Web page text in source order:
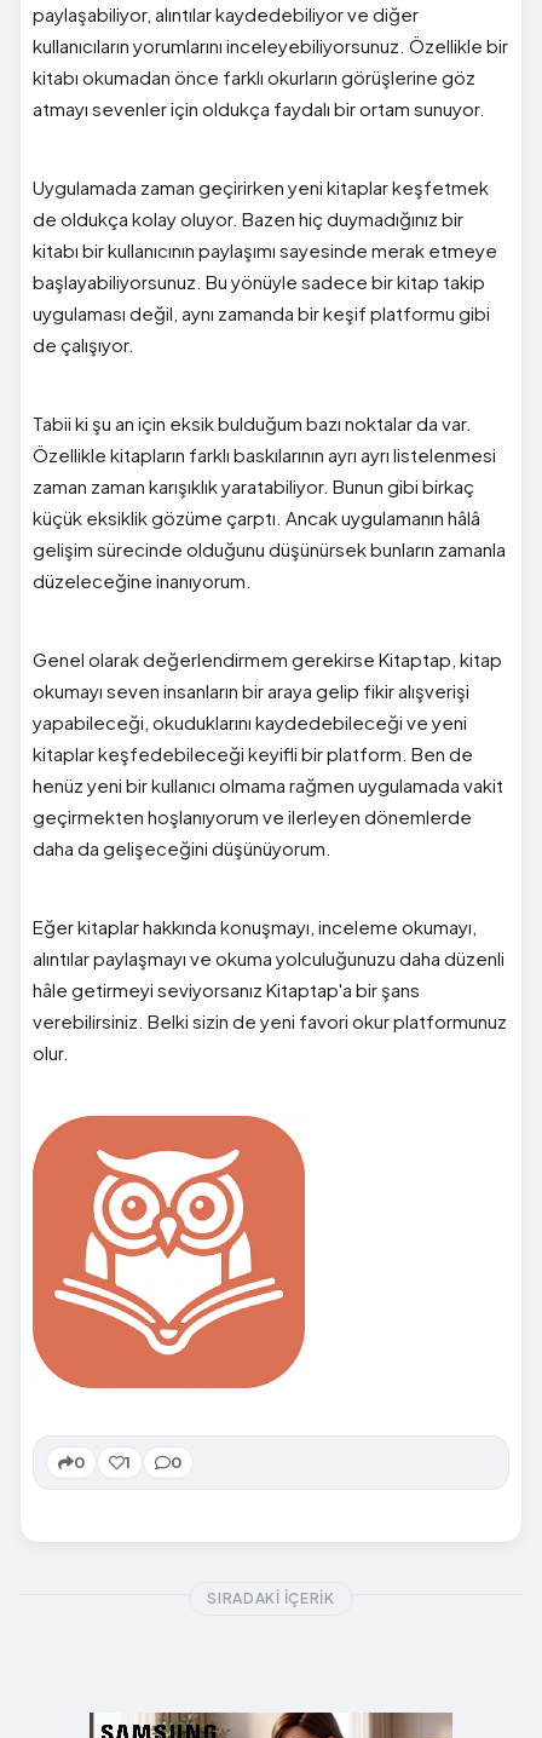
paylaşabiliyor, alıntılar kaydedebiliyor ve diğer
kullanıcıların yorumlarını inceleyebiliyorsunuz. Özellikle bir
kitabı okumadan önce farklı okurların görüşlerine göz
atmayı sevenler için oldukça faydalı bir ortam sunuyor.
Uygulamada zaman geçirirken yeni kitaplar keşfetmek
de oldukça kolay oluyor. Bazen hiç duymadığınız bir
kitabı bir kullanıcının paylaşımı sayesinde merak etmeye
başlayabiliyorsunuz. Bu yönüyle sadece bir kitap takip
uygulaması değil, aynı zamanda bir keşif platformu gibi
de çalışıyor.
Tabii ki şu an için eksik bulduğum bazı noktalar da var.
Özellikle kitapların farklı baskılarının ayrı ayrı listelenmesi
zaman zaman karışıklık yaratabiliyor. Bunun gibi birkaç
küçük eksiklik gözüme çarptı. Ancak uygulamanın hâlâ
gelişim sürecinde olduğunu düşünürsek bunların zamanla
düzeleceğine inanıyorum.
Genel olarak değerlendirmem gerekirse Kitaptap, kitap
okumayı seven insanların bir araya gelip fikir alışverişi
yapabileceği, okuduklarını kaydedebileceği ve yeni
kitaplar keşfedebileceği keyifli bir platform. Ben de
henüz yeni bir kullanıcı olmama rağmen uygulamada vakit
geçirmekten hoşlanıyorum ve ilerleyen dönemlerde
daha da gelişeceğini düşünüyorum.
Eğer kitaplar hakkında konuşmayı, inceleme okumayı,
alıntılar paylaşmayı ve okuma yolculuğunuzu daha düzenli
hâle getirmeyi seviyorsanız Kitaptap'a bir şans
verebilirsiniz. Belki sizin de yeni favori okur platformunuz
olur.
0 1 0
SIRADAKI İÇERIK